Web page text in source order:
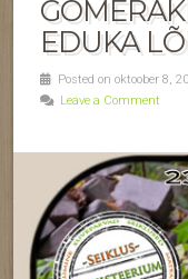
EDUKA
Posted on oktoober 8,
Leave a Comment